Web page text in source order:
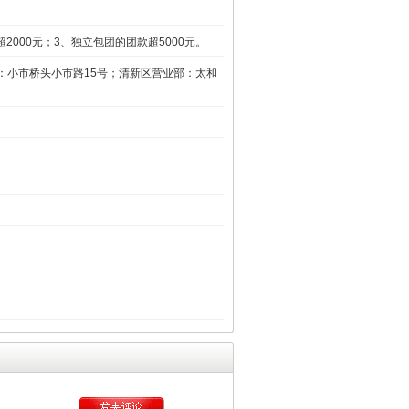
元；3、独立包团的团款超5000元。
小市桥头小市路15号；清新区营业部：太和